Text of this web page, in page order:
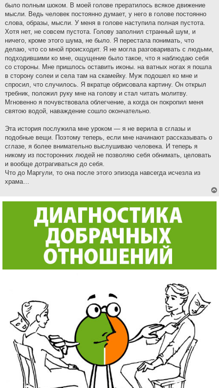
было полным шоком. В моей голове прератилось всякое движение
мысли. Ведь человек постоянно думает, у него в голове постоянно
слова, образы, мысли. У меня в голове наступила полная пустота.
Хотя нет, не совсем пустота. Голову заполнил странный шум, и
ничего, кроме этого шума, не было. Я перестала понимать, что
делаю, что со мной происходит. Я не могла разговаривать с людьми,
подходившими ко мне, ощущение было такое, что я наблюдаю себя
со стороны. Мне пришлось оставить иконы. на ватных ногах я пошла
в сторону солеи и села там на скамейку. Муж подошел ко мне и
спросил, что случилось. Я вкратце обрисовала картину. Он открыл
требник, положил руку мне на голову и стал читать молитву.
Мгновенно я почувствовала облегчение, а когда он покропил меня
святою водой, наваждение сошло окончательно.
Эта история послужила мне уроком — я не верила в сглазы и
подобные вещи. Поэтому теперь, если мне начинают рассказывать о
сглазе, я более внимательно выслушиваю человека. И теперь я
никому из посторонних людей не позволяю себя обнимать, целовать
и вообще дотрагиваться до себя.
Что до Маргули, то она после этого эпизода навсегда исчезла из
храма…